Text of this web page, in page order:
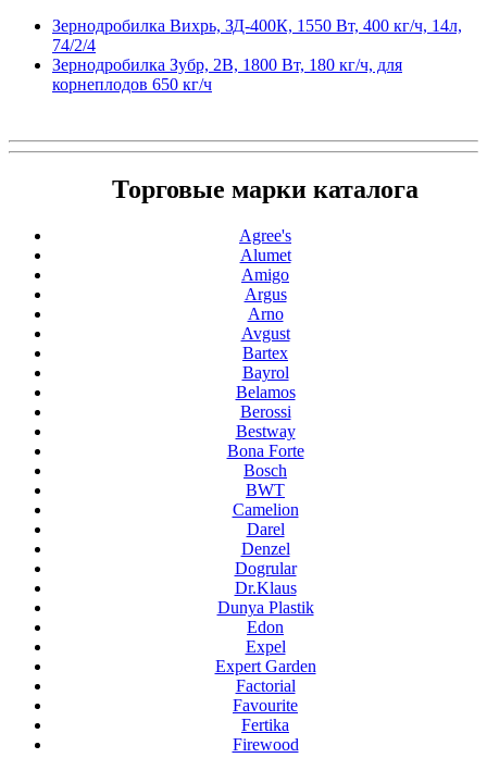
Зернодробилка Вихрь, ЗД-400К, 1550 Вт, 400 кг/ч, 14л,
74/2/4
Зернодробилка Зубр, 2В, 1800 Вт, 180 кг/ч, для
корнеплодов 650 кг/ч
Торговые марки каталога
Agree's
Alumet
Amigo
Argus
Arno
Avgust
Bartex
Bayrol
Belamos
Berossi
Bestway
Bona Forte
Bosch
BWT
Camelion
Darel
Denzel
Dogrular
Dr.Klaus
Dunya Plastik
Edon
Expel
Expert Garden
Factorial
Favourite
Fertika
Firewood